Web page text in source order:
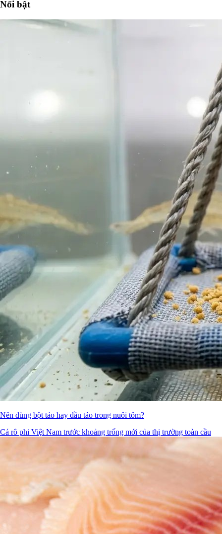
Nổi bật
Nên dùng bột tảo hay dầu tảo trong nuôi tôm?
Cá rô phi Việt Nam trước khoảng trống mới của thị trường toàn cầu